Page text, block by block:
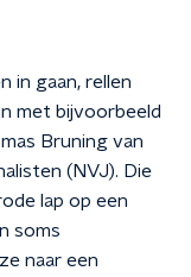
in gaan, rellen
met bijvoorbeeld
Bruning van
(NVJ). Die
lap op een
soms
naar een